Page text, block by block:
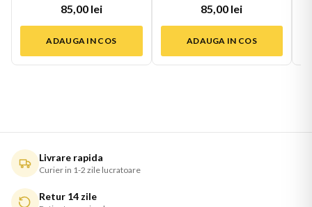
85,00 lei
ADAUGA IN COS
85,00 lei
ADAUGA IN COS
Livrare rapida
Curier in 1-2 zile lucratoare
Retur 14 zile